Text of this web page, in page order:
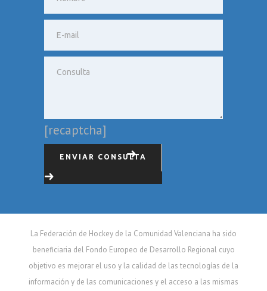
[recaptcha]
ENVIAR CONSULTA
La Federación de Hockey de la Comunidad Valenciana ha sido
beneficiaria del Fondo Europeo de Desarrollo Regional cuyo
objetivo es mejorar el uso y la calidad de las tecnologías de la
información y de las comunicaciones y el acceso a las mismas